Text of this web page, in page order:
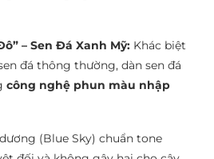
– Sen Đá Xanh Mỹ: Khác biệt
đá thông thường, dàn sen đá
công nghệ phun màu nhập
(Blue Sky) chuẩn tone